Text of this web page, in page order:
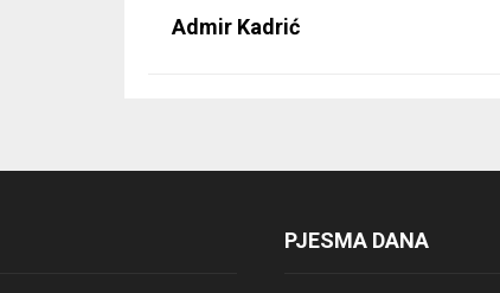
Admir Kadrić
PJESMA DANA